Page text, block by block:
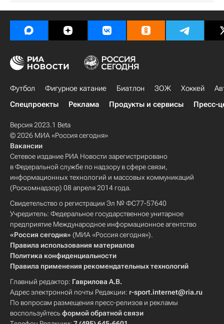
Футбол Фигурное катание Биатлон ЗОЖ Хоккей
Спецпроекты
Реклама Продукты и сервисы Пресс-
Версия 2023.1 Beta
© 2026 МИА «Россия сегодня»
Вакансии
Сетевое издание РИА Новости зарегистрировано
в Федеральной службе по надзору в сфере связи,
информационных технологий и массовых коммуникаций
(Роскомнадзор) 08 апреля 2014 года.
Свидетельство о регистрации Эл № ФС77-57640
Учредитель: Федеральное государственное унитарное
предприятие Международное информационное агентство
«Россия сегодня» (МИА «Россия сегодня»).
Правила использования материалов
Политика конфиденциальности
Правила применения рекомендательных технологий
Главный редактор: Гаврилова А.В.
Адрес электронной почты Редакции: r-sport.internet@ria.ru
По вопросам размещения пресс-релизов и рекламы
воспользуйтесьформой обратной связи